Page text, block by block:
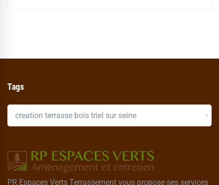
Tags
PR Espaces Verts Terrassement vous propose ses services